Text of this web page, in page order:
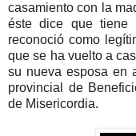
casamiento con la
éste dice que tiene
reconoció como
que se ha vuelto a
su nueva esposa en
provincial de
de Misericordia.